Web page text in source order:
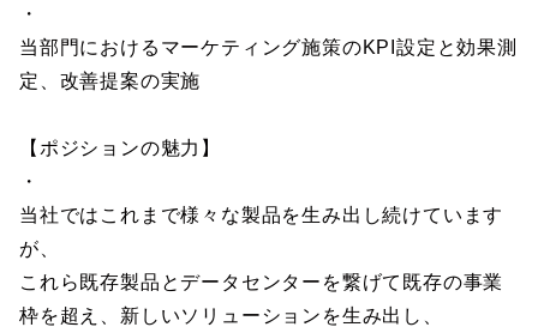
・
当部門におけるマーケティング施策のKPI設定と効果測
定、改善提案の実施
【ポジションの魅力】
・
当社ではこれまで様々な製品を生み出し続けています
が、
これら既存製品とデータセンターを繋げて既存の事業
枠を超え、新しいソリューションを生み出し、